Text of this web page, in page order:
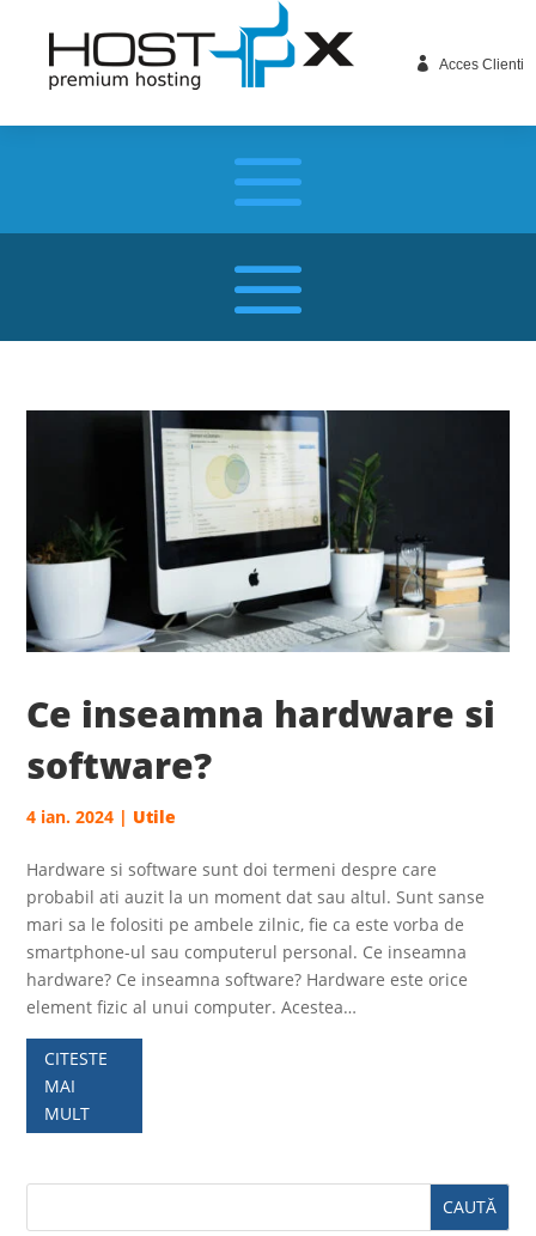
 Acces Clienti
Ce inseamna hardware si
software?
4 ian. 2024 | Utile
Hardware si software sunt doi termeni despre care
probabil ati auzit la un moment dat sau altul. Sunt sanse
mari sa le folositi pe ambele zilnic, fie ca este vorba de
smartphone-ul sau computerul personal. Ce inseamna
hardware? Ce inseamna software? Hardware este orice
element fizic al unui computer. Acestea…
CITESTE
MAI
MULT